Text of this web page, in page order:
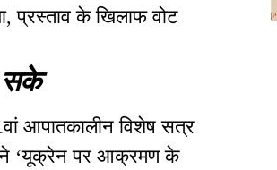
प्रस्ताव के खिलाफ वोट
सके
आपातकालीन विशेष सत्र
ने ‘यूक्रेन पर आक्रमण के